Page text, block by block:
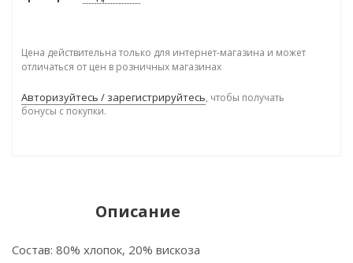
Цена действительна только для интернет-магазина и может
отличаться от цен в розничных магазинах
Авторизуйтесь / зарегистрируйтесь, чтобы получать
бонусы с покупки.
Описание
Состав: 80% хлопок, 20% вискоза